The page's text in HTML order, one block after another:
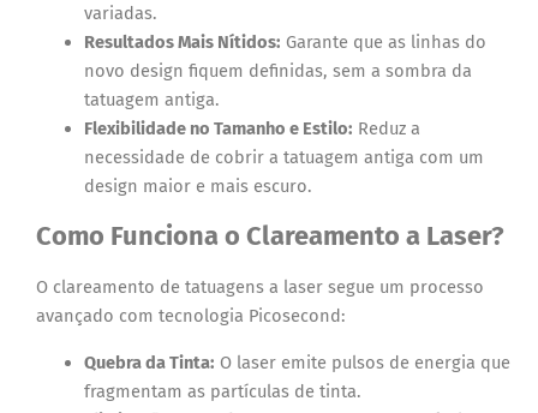
variadas.
Resultados Mais Nítidos: Garante que as linhas do
novo design fiquem definidas, sem a sombra da
tatuagem antiga.
Flexibilidade no Tamanho e Estilo: Reduz a
necessidade de cobrir a tatuagem antiga com um
design maior e mais escuro.
Como Funciona o Clareamento a Laser?
O clareamento de tatuagens a laser segue um processo
avançado com tecnologia Picosecond:
Quebra da Tinta: O laser emite pulsos de energia que
fragmentam as partículas de tinta.